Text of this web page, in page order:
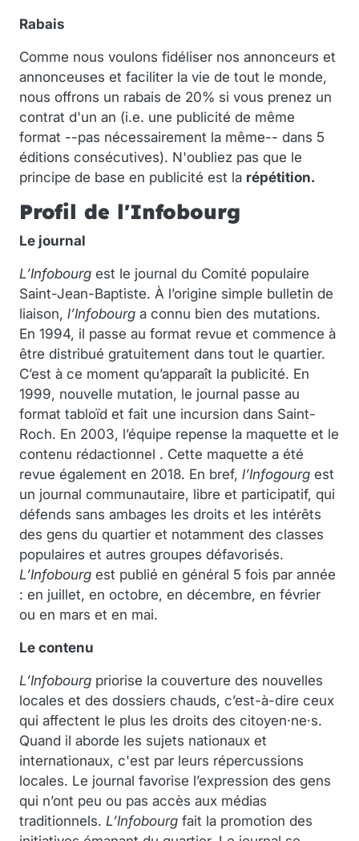
Rabais
Comme nous voulons fidéliser nos annonceurs et
annonceuses et faciliter la vie de tout le monde,
nous offrons un rabais de 20% si vous prenez un
contrat d'un an (i.e. une publicité de même
format --pas nécessairement la même-- dans 5
éditions consécutives). N'oubliez pas que le
principe de base en publicité est la répétition.
Profil de l'Infobourg
Le journal
L’Infobourg est le journal du Comité populaire
Saint-Jean-Baptiste. À l’origine simple bulletin de
liaison, l’Infobourg a connu bien des mutations.
En 1994, il passe au format revue et commence à
être distribué gratuitement dans tout le quartier.
C’est à ce moment qu’apparaît la publicité. En
1999, nouvelle mutation, le journal passe au
format tabloïd et fait une incursion dans Saint-
Roch. En 2003, l’équipe repense la maquette et le
contenu rédactionnel . Cette maquette a été
revue également en 2018. En bref, l’Infogourg est
un journal communautaire, libre et participatif, qui
défends sans ambages les droits et les intérêts
des gens du quartier et notamment des classes
populaires et autres groupes défavorisés.
L’Infobourg est publié en général 5 fois par année
: en juillet, en octobre, en décembre, en février
ou en mars et en mai.
Le contenu
L’Infobourg priorise la couverture des nouvelles
locales et des dossiers chauds, c’est-à-dire ceux
qui affectent le plus les droits des citoyen·ne·s.
Quand il aborde les sujets nationaux et
internationaux, c'est par leurs répercussions
locales. Le journal favorise l’expression des gens
qui n’ont peu ou pas accès aux médias
traditionnels. L’Infobourg fait la promotion des